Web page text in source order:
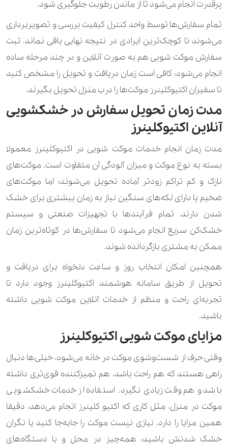
لباس مجلسی کودک 260.000 تومان 350.000 تومان
اقلام خاص 1 910.000 تومان
اقلام خاص 2 210.000 تومان
اورکت 210.000 تومان 560.000 تومان
بارانی
بارانی چرم طبیعی 560.000 تومان 1.960.000 تومان
بارانی چرم مصنوعی 450.000 تومان 770.000 تومان
بلوز 140.000 تومان 210.000 تومان
پاپیون 190.000 تومان
پافر
پالتو 310.000 تومان 630.000 تومان
پرچم کوچک
210.000 تومان 280.000 تومان
پیراهن 120.000 تومان 170.000 تومان
تاپ 140.000 تومان 210.000 تومان
تور عروس ساده 350.000 تومان
پرقدرت انجام می‌شود تا از ماندن رطوبت جلوگیری شود.
تمام سفارش‌ها توسط واحد کنترل کیفیت بررسی و تصویربرداری
می‌شوند تا کوچک‌ترین ایرادی در نتیجه نهایی باقی نماند. ثبت
سفارش موکت شویی هم به ‌صورت آنلاین و در چند مرحله ساده
انجام می‌شود؛ کافی است زمان دریافت و تحویل را مشخص کنید
تا سفیران اکتیوکلینرز موکت‌ها را درب منزل تحویل بگیرند.
مدت زمان تحویل سفارش در خشکشویی
آنلاین اکتیوکلینرز
مدت زمان انجام خدمات موکت شویی در اکتیوکلینرز معمولا
بسته به نوع موکت و میزان آلودگی آن متفاوت است. موکت‌های
نازک و کم ‌تراکم زودتر آماده تحویل می‌شوند؛ اما موکت‌های
ضخیم یا دارای لکه‌های سنگین نیاز به زمان بیشتری برای خشک
شدن دارند. تمام فرآیندها با تجهیزات صنعتی و سیستم
خشک‌کن سریع انجام می‌شود تا سفارش‌ها در کوتاه‌ترین زمان
ممکن به مشتری بازگردانده شوند.
همچنین امکان انتخاب روز و ساعت دلخواه برای دریافت و
تحویل از طریق سامانه هوشمند اکتیوکلینرز وجود دارد تا
تجربه‌ای راحت و منظم از خدمات آنلاین موکت شویی داشته
باشید.
مزایای موکت شویی اکتیوکلینرز
وقتی حرف از شست‌وشوی موکت در خانه می‌شود، خیلی‌ها دنبال
راهی هستند که هم راحت باشد، هم تمیزکننده قوی‌تری داشته
باشد و هم وقت زیادی نگیرد. استفاده از خدمات خشکشویی
موکت در منزل، مثل کاری که اکتیو کلینرز انجام می‌دهد، دقیقا
همین مزایا را دارد. نیازی نیست موکت را جابه‌جا کنید یا نگران
خشک شدنش باشید؛ همه‌چیز در محل و با دستگاه‌های